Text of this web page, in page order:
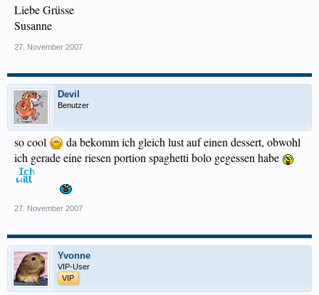
Liebe Grüsse
Susanne
27. November 2007
Devil
Benutzer
so cool
da bekomm ich gleich lust auf einen dessert, obwohl
ich gerade eine riesen portion spaghetti bolo gegessen habe
27. November 2007
Yvonne
VIP-User
VIP